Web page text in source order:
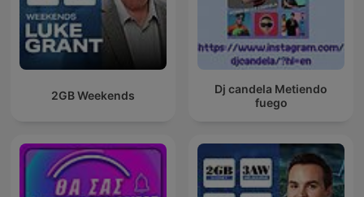
2GB Weekends
Dj candela Metiendo
fuego